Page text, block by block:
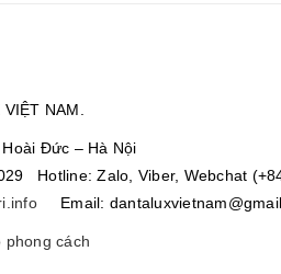
NAM.
Đức – Hà Nội
Hotline: Zalo, Viber, Webchat
Email:
cách